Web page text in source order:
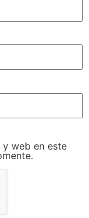
web en este